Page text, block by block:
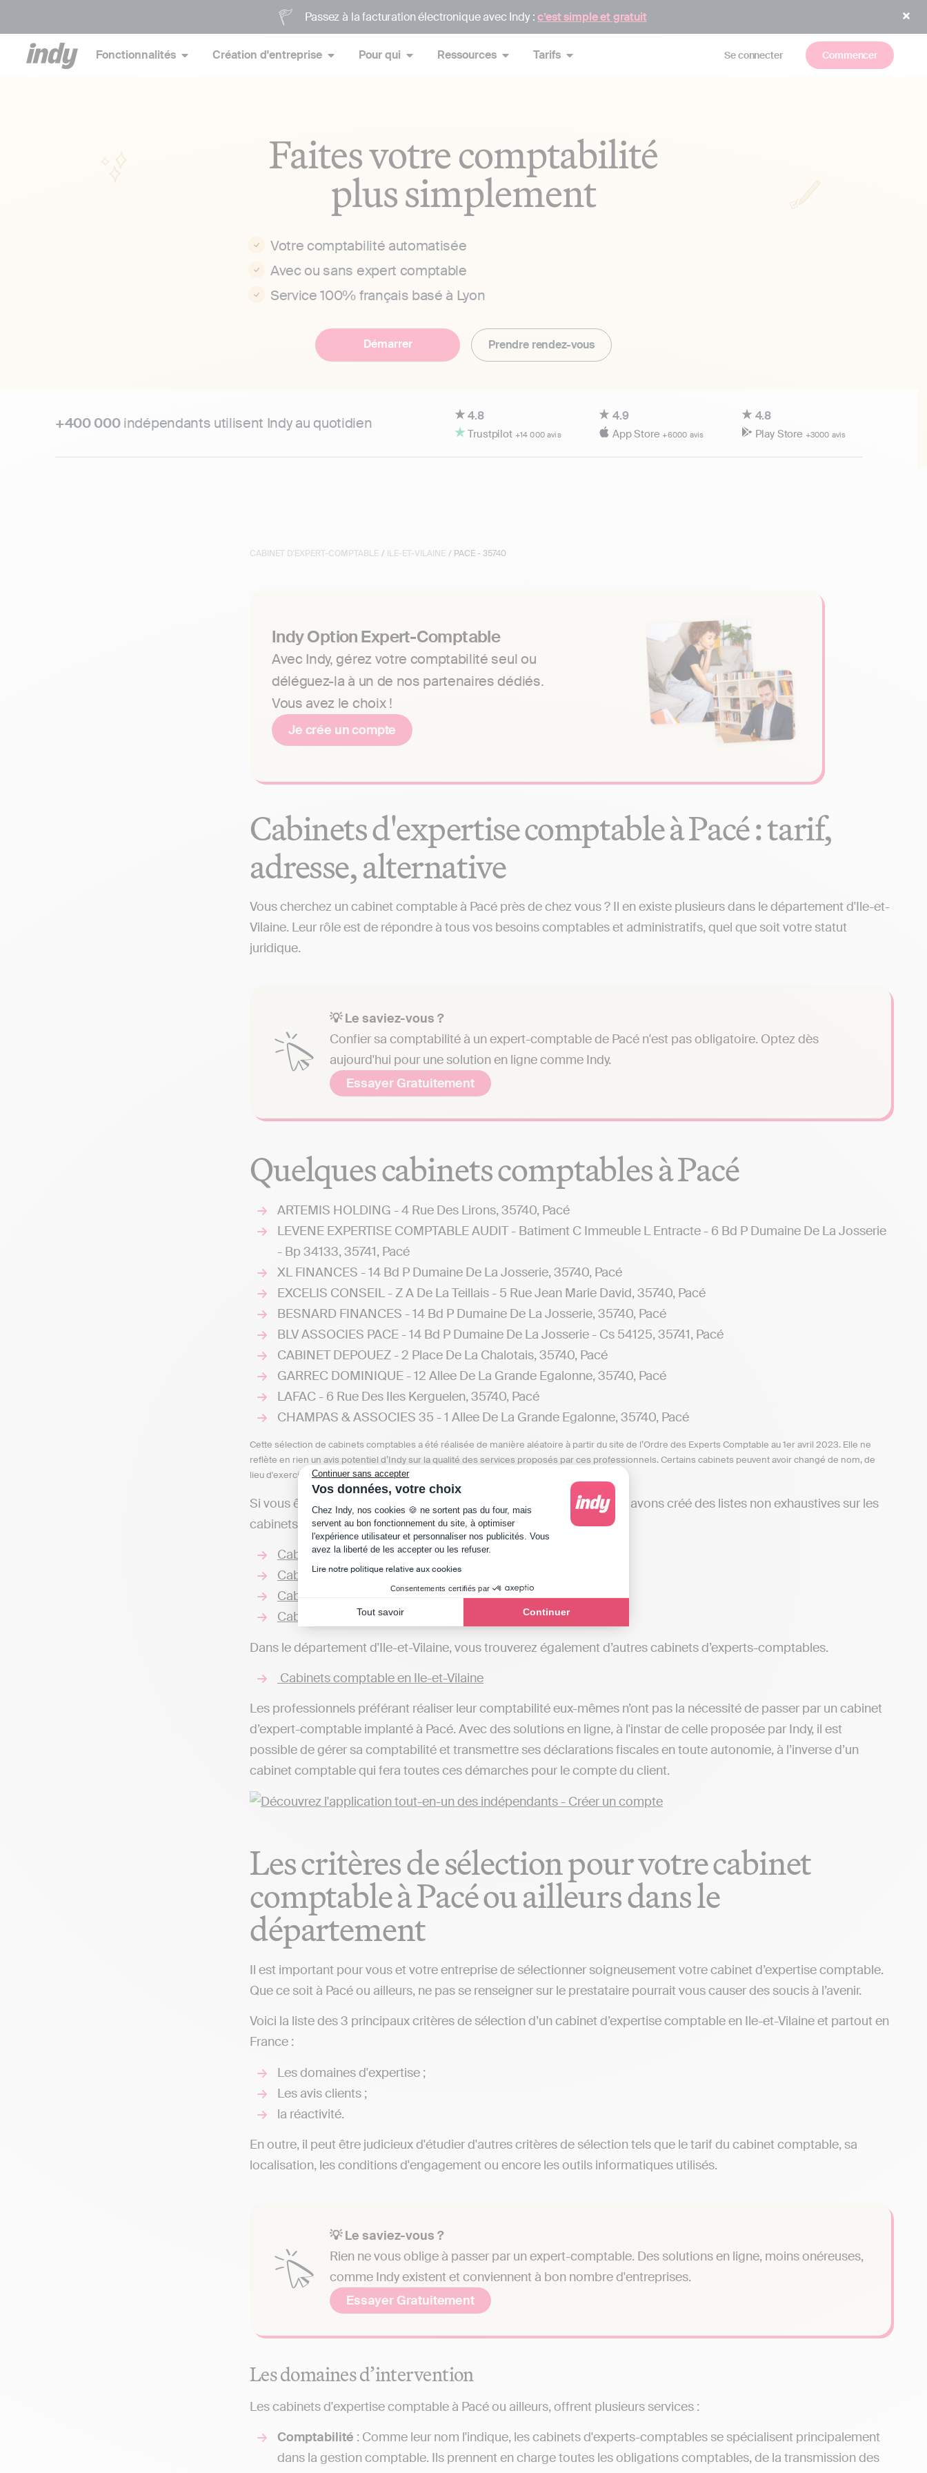
Continuer sans accepter
Vos données, votre choix
Plateforme de Gestion du Consentement : Personnalisez vos Options
Chez Indy, nos cookies 🍪 ne sortent pas du four, mais
servent au bon fonctionnement du site, à optimiser
l'expérience utilisateur et personnaliser nos publicités. Vous
avez la liberté de les accepter ou les refuser.
Lire notre politique relative aux cookies
Consentements certifiés par
Tout savoir Continuer
Axeptio consent
Passez à la facturation électronique avec Indy :c’est simple et gratuit
Fonctionnalités Création d'entreprise Pour qui Ressources Tarifs Se connecter Commencer
Faites votre comptabilité
plus simplement
Votre comptabilité automatisée
Avec ou sans expert comptable
Service 100% français basé à Lyon
Démarrer Prendre rendez-vous
+400 000indépendants utilisent Indy au quotidien 4.8
Trustpilot +14 000 avis
4.9
App Store+6000 avis
4.8
Play Store +3000 avis
CABINET D'EXPERT-COMPTABLE / ILE-ET-VILAINE / PACE - 35740
Indy Option Expert-Comptable
Avec Indy, gérez votre comptabilité seul ou
déléguez-la à un de nos partenaires dédiés.
Vous avez le choix !
Je crée un compte
Cabinets d'expertise comptable à Pacé : tarif,
adresse, alternative
Vous cherchez un cabinet comptable à Pacé près de chez vous ? Il en existe plusieurs dans le département d'Ile-et-
Vilaine. Leur rôle est de répondre à tous vos besoins comptables et administratifs, quel que soit votre statut
juridique.
💡 Le saviez-vous ?
Confier sa comptabilité à un expert-comptable de Pacé n'est pas obligatoire. Optez dès
aujourd'hui pour une solution en ligne comme Indy.
Essayer Gratuitement
Quelques cabinets comptables à Pacé
ARTEMIS HOLDING - 4 Rue Des Lirons, 35740, Pacé
LEVENE EXPERTISE COMPTABLE AUDIT - Batiment C Immeuble L Entracte - 6 Bd P Dumaine De La Josserie
- Bp 34133, 35741, Pacé
XL FINANCES - 14 Bd P Dumaine De La Josserie, 35740, Pacé
EXCELIS CONSEIL - Z A De La Teillais - 5 Rue Jean Marie David, 35740, Pacé
BESNARD FINANCES - 14 Bd P Dumaine De La Josserie, 35740, Pacé
BLV ASSOCIES PACE - 14 Bd P Dumaine De La Josserie - Cs 54125, 35741, Pacé
CABINET DEPOUEZ - 2 Place De La Chalotais, 35740, Pacé
GARREC DOMINIQUE - 12 Allee De La Grande Egalonne, 35740, Pacé
LAFAC - 6 Rue Des Iles Kerguelen, 35740, Pacé
CHAMPAS & ASSOCIES 35 - 1 Allee De La Grande Egalonne, 35740, Pacé
Cette sélection de cabinets comptables a été réalisée de manière aléatoire à partir du site de l’Ordre des Experts Comptable au 1er avril 2023. Elle ne
reflète en rien un avis potentiel d’Indy sur la qualité des services proposés par ces professionnels. Certains cabinets peuvent avoir changé de nom, de
lieu d'exercice, ou même avoir cessé leur activité depuis la date de cette publication.
Si vous êtes en quête d'un cabinet comptable proche de Pacé, nous avons créé des listes non exhaustives sur les
cabinets d'experts-comptables situés dans différentes villes :
Cabinets comptable à Vitré
Cabinets comptable à Bruz
Cabinets comptable à L'Hermitage
Cabinets comptable à Sainte-Anne-sur-Vilaine
Dans le département d'Ile-et-Vilaine, vous trouverez également d’autres cabinets d’experts-comptables.
Cabinets comptable en Ile-et-Vilaine
Les professionnels préférant réaliser leur comptabilité eux-mêmes n’ont pas la nécessité de passer par un cabinet
d’expert-comptable implanté à Pacé. Avec des solutions en ligne, à l'instar de celle proposée par Indy, il est
possible de gérer sa comptabilité et transmettre ses déclarations fiscales en toute autonomie, à l’inverse d’un
cabinet comptable qui fera toutes ces démarches pour le compte du client.
Les critères de sélection pour votre cabinet
comptable à Pacé ou ailleurs dans le
département
Il est important pour vous et votre entreprise de sélectionner soigneusement votre cabinet d’expertise comptable.
Que ce soit à Pacé ou ailleurs, ne pas se renseigner sur le prestataire pourrait vous causer des soucis à l’avenir.
Voici la liste des 3 principaux critères de sélection d’un cabinet d’expertise comptable en Ile-et-Vilaine et partout en
France :
Les domaines d'expertise ;
Les avis clients ;
la réactivité.
En outre, il peut être judicieux d'étudier d'autres critères de sélection tels que le tarif du cabinet comptable, sa
localisation, les conditions d'engagement ou encore les outils informatiques utilisés.
💡 Le saviez-vous ?
Rien ne vous oblige à passer par un expert-comptable. Des solutions en ligne, moins onéreuses,
comme Indy existent et conviennent à bon nombre d'entreprises.
Essayer Gratuitement
Les domaines d’intervention
Les cabinets d'expertise comptable à Pacé ou ailleurs, offrent plusieurs services :
Comptabilité : Comme leur nom l'indique, les cabinets d'experts-comptables se spécialisent principalement
dans la gestion comptable. Ils prennent en charge toutes les obligations comptables, de la transmission des